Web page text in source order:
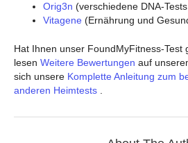
Orig3n (verschiedene DNA-
Vitagene (Ernährung und
Hat Ihnen unser FoundMyFitness-Test
lesen Weitere Bewertungen auf
sich unsere Komplette Anleitung zum
anderen Heimtests